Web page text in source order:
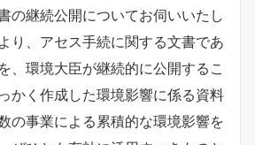
の継続公開についてお伺いいたし
り、アセス手続に関する文書であ
、環境大臣が継続的に公開するこ
かく作成した環境影響に係る資料
の事業による累積的な環境影響を